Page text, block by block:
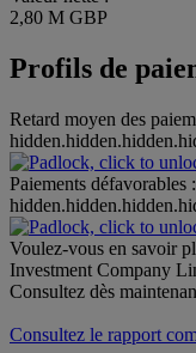
2,80 M GBP
Profils de
Retard moyen des
Paiements défavorables :
Voulez-vous en savoir
Investment Company
Consultez dès
Consultez le rapport